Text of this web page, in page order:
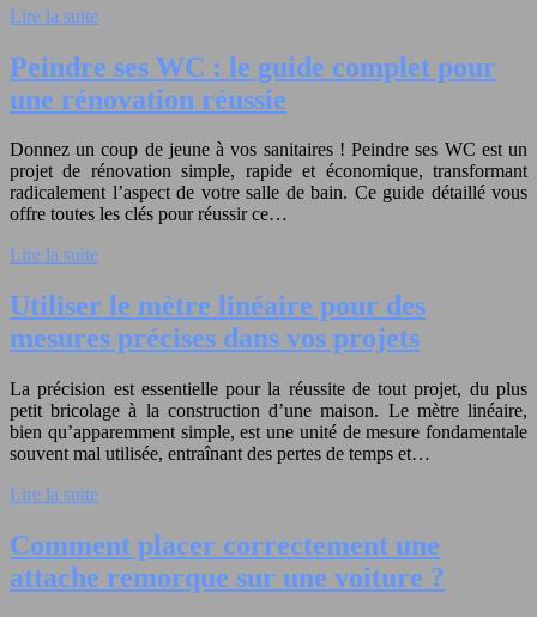
Lire la suite
Peindre ses WC : le guide complet pour
une rénovation réussie
Donnez un coup de jeune à vos sanitaires ! Peindre ses WC est un
projet de rénovation simple, rapide et économique, transformant
radicalement l’aspect de votre salle de bain. Ce guide détaillé vous
offre toutes les clés pour réussir ce…
Lire la suite
Utiliser le mètre linéaire pour des
mesures précises dans vos projets
La précision est essentielle pour la réussite de tout projet, du plus
petit bricolage à la construction d’une maison. Le mètre linéaire,
bien qu’apparemment simple, est une unité de mesure fondamentale
souvent mal utilisée, entraînant des pertes de temps et…
Lire la suite
Comment placer correctement une
attache remorque sur une voiture ?